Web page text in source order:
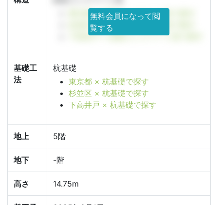
東京都 × 鉄筋コンクリート造で探す
杉並区 × 鉄筋コンクリート造で探す
下高井戸 × 鉄筋コンクリート造で探す
無料会員になって閲
覧する
基礎工
法
杭基礎
東京都 × 杭基礎で探す
杉並区 × 杭基礎で探す
下高井戸 × 杭基礎で探す
地上 5階
地下 -階
高さ 14.75m